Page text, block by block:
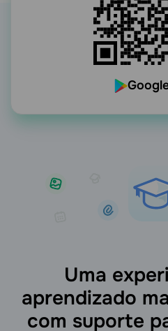
Uma
aprendizado
com suporte